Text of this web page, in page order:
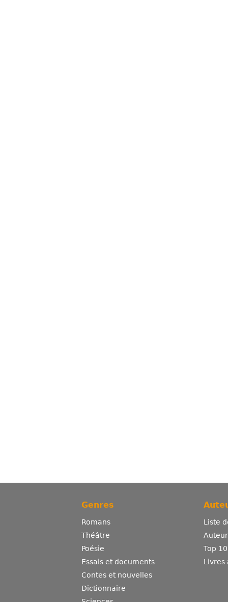
Genres
Romans
Théâtre
Poésie
Essais et documents
Contes et nouvelles
Dictionnaire
Liste
Top
Livres